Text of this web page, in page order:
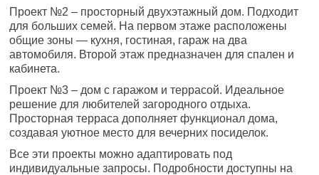
Проект №2 – просторный двухэтажный дом. Подходит
для больших семей. На первом этаже расположены
общие зоны — кухня, гостиная, гараж на два
автомобиля. Второй этаж предназначен для спален и
кабинета.
Проект №3 – дом с гаражом и террасой. Идеальное
решение для любителей загородного отдыха.
Просторная терраса дополняет функционал дома,
создавая уютное место для вечерних посиделок.
Все эти проекты можно адаптировать под
индивидуальные запросы. Подробности доступны на